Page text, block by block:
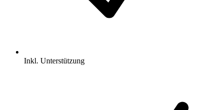
Inkl. Unterstützung